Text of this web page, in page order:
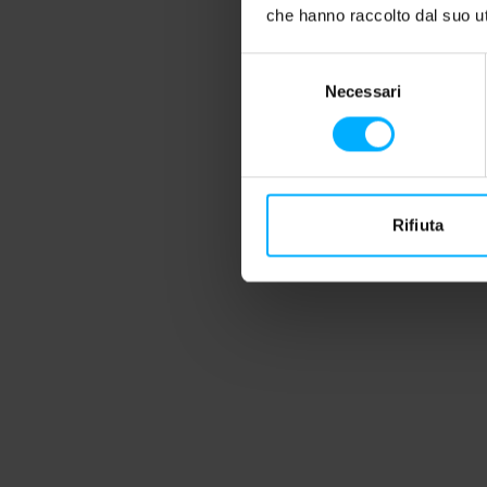
che hanno raccolto dal suo
Necessari
Rifiuta